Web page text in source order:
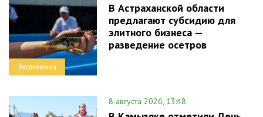
Экономика
В Астраханской области
предлагают субсидию для
элитного бизнеса —
разведение осетров
8 августа 2026, 13:48